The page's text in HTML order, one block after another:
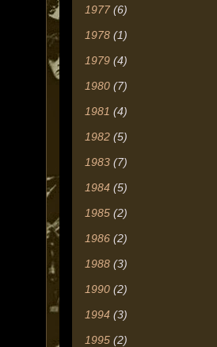
1977 (6)
1978 (1)
1979 (4)
1980 (7)
1981 (4)
1982 (5)
1983 (7)
1984 (5)
1985 (2)
1986 (2)
1988 (3)
1990 (2)
1994 (3)
1995 (2)